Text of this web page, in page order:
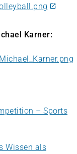
Karner:
– Sports
Wissen als